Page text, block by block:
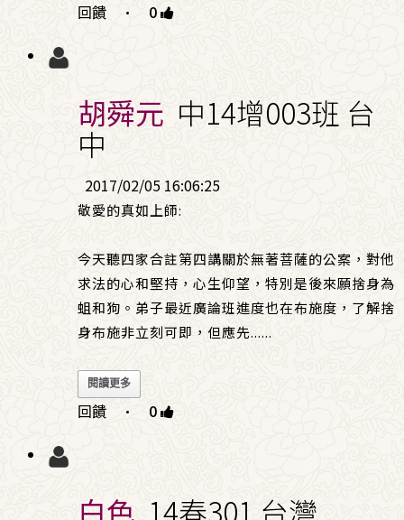
回饋 · 0
胡舜元 中14增003班 台
中
2017/02/05 16:06:25
敬愛的真如上師:
今天聽四家合註第四講關於無著菩薩的公案，對他
求法的心和堅持，心生仰望，特別是後來願捨身為
蛆和狗。弟子最近廣論班進度也在布施度，了解捨
身布施非立刻可即，但應先......
閱讀更多
回饋 · 0
白色 14春301 台灣